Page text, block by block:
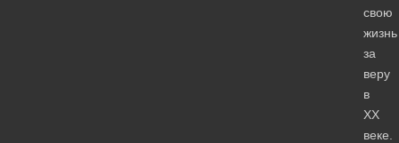
свою
жизнь
за
веру
в
ХХ
веке.